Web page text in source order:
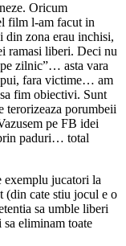
Oricum
film l-am facut in
din zona erau inchisi,
ramasi liberi. Deci nu
zilnic”… asta vara
pui, fara victime… am
fim obiectivi. Sunt
terorizeaza porumbeii
pe FB idei
paduri… total
exemplu jucatori la
(din cate stiu jocul e o
sa umble liberi
eliminam toate